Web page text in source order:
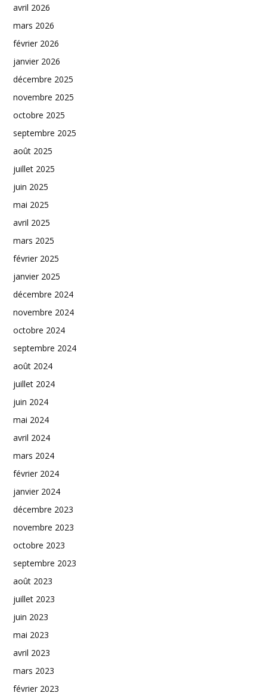
avril 2026
mars 2026
février 2026
janvier 2026
décembre 2025
novembre 2025
octobre 2025
septembre 2025
août 2025
juillet 2025
juin 2025
mai 2025
avril 2025
mars 2025
février 2025
janvier 2025
décembre 2024
novembre 2024
octobre 2024
septembre 2024
août 2024
juillet 2024
juin 2024
mai 2024
avril 2024
mars 2024
février 2024
janvier 2024
décembre 2023
novembre 2023
octobre 2023
septembre 2023
août 2023
juillet 2023
juin 2023
mai 2023
avril 2023
mars 2023
février 2023